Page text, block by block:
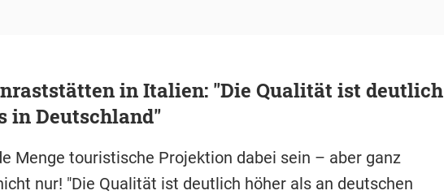
in Italien: "Die Qualität ist deutlich
in Deutschland"
Menge touristische Projektion dabei sein – aber ganz
nur! "Die Qualität ist deutlich höher als an deutschen